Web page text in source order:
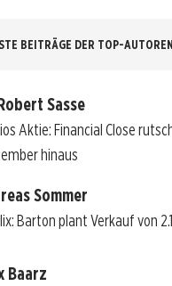
BEITRÄGE DER TOP-AUTOREN
Sasse
Aktie: Financial Close
hinaus
Sommer
Barton plant Verkauf von
Baarz